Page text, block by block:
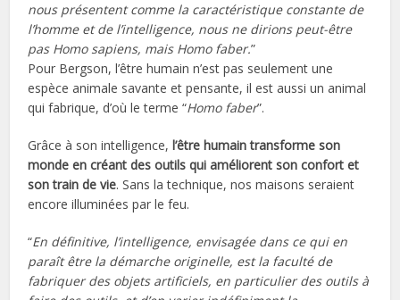
nous présentent comme la caractéristique constante de
l’homme et de l’intelligence, nous ne dirions peut-être
pas Homo sapiens, mais Homo faber.”
Pour Bergson, l’être humain n’est pas seulement une
espèce animale savante et pensante, il est aussi un animal
qui fabrique, d’où le terme “Homo faber”.
Grâce à son intelligence,l’être humain transforme son
monde en créant des outils qui améliorent son confort et
son train de vie. Sans la technique, nos maisons seraient
encore illuminées par le feu.
“En définitive, l’intelligence, envisagée dans ce qui en
paraît être la démarche originelle, est la faculté de
fabriquer des objets artificiels, en particulier des outils à